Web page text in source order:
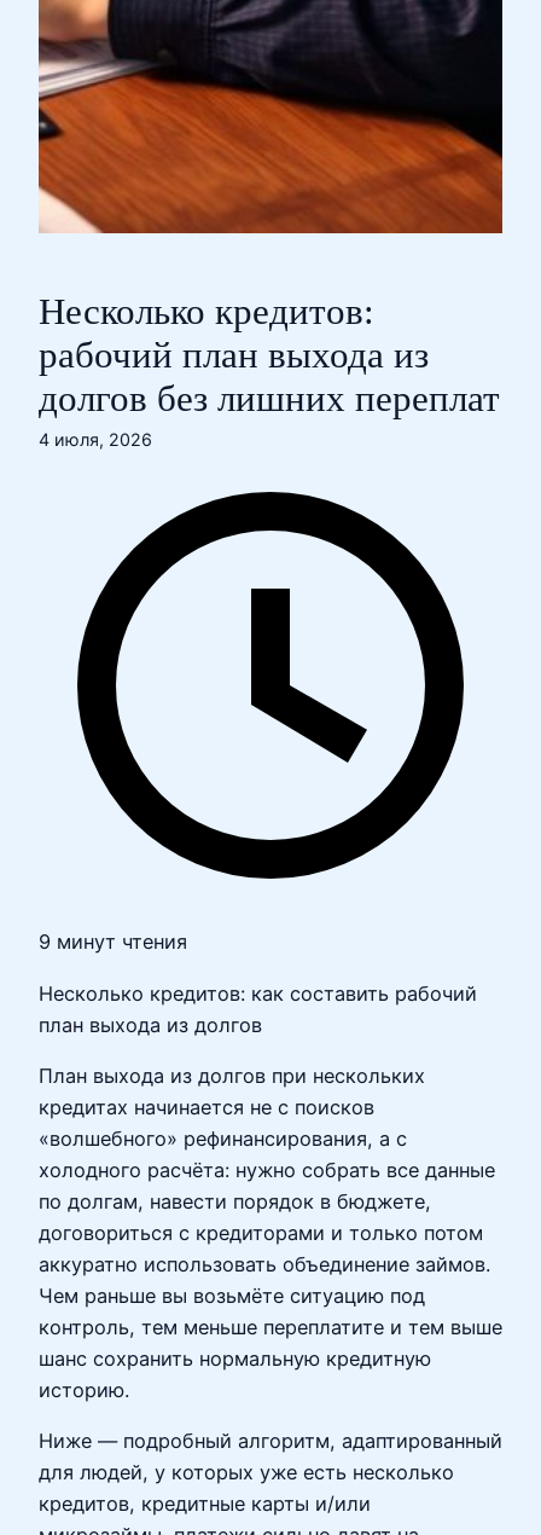
Несколько кредитов:
рабочий план выхода из
долгов без лишних переплат
4 июля, 2026
9 минут чтения
Несколько кредитов: как составить рабочий
план выхода из долгов
План выхода из долгов при нескольких
кредитах начинается не с поисков
«волшебного» рефинансирования, а с
холодного расчёта: нужно собрать все данные
по долгам, навести порядок в бюджете,
договориться с кредиторами и только потом
аккуратно использовать объединение займов.
Чем раньше вы возьмёте ситуацию под
контроль, тем меньше переплатите и тем выше
шанс сохранить нормальную кредитную
историю.
Ниже — подробный алгоритм, адаптированный
для людей, у которых уже есть несколько
кредитов, кредитные карты и/или